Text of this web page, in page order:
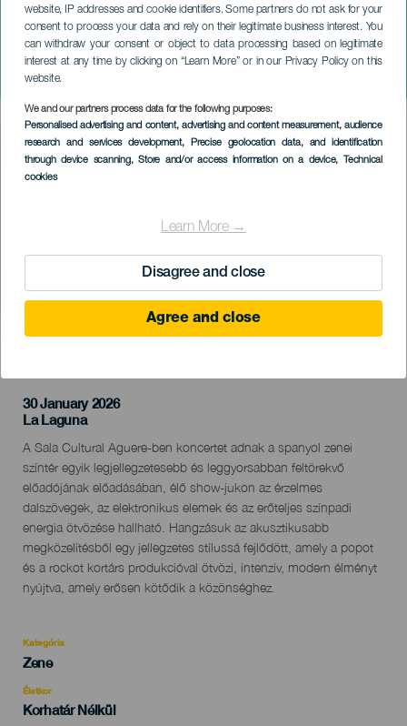
website, IP addresses and cookie identifiers. Some partners do not ask for your
consent to process your data and rely on their legitimate business interest. You
can withdraw your consent or object to data processing based on legitimate
interest at any time by clicking on “Learn More” or in our Privacy Policy on this
website.
We and our partners process data for the following purposes:
Personalised advertising and content, advertising and content measurement, audience
research and services development, Precise geolocation data, and identification
through device scanning, Store and/or access information on a device, Technical
cookies
Learn More →
Disagree and close
Agree and close
Siloé koncerten
TENERIFE
Imagen
Listado
30 January 2026
Localidad
La Laguna
Descripción
del
evento
A Sala Cultural Aguere-ben koncertet adnak a spanyol zenei
színtér egyik legjellegzetesebb és leggyorsabban feltörekvő
előadójának előadásában, élő show-jukon az érzelmes
dalszövegek, az elektronikus elemek és az erőteljes színpadi
energia ötvözése hallható. Hangzásuk az akusztikusabb
megközelítésből egy jellegzetes stílussá fejlődött, amely a popot
és a rockot kortárs produkcióval ötvözi, intenzív, modern élményt
nyújtva, amely erősen kötődik a közönséghez.
Kategória
Categoría
evento
Zene
Életkor
Edad
Korhatár Nélkül